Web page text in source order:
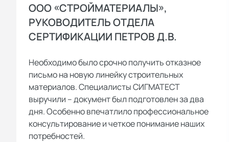
ООО «СТРОЙМАТЕРИАЛЫ»,
РУКОВОДИТЕЛЬ ОТДЕЛА
СЕРТИФИКАЦИИ ПЕТРОВ Д.В.
Необходимо было срочно получить отказное
письмо на новую линейку строительных
материалов. Специалисты СИГМАТЕСТ
выручили – документ был подготовлен за два
дня. Особенно впечатлило профессиональное
консультирование и четкое понимание наших
потребностей.